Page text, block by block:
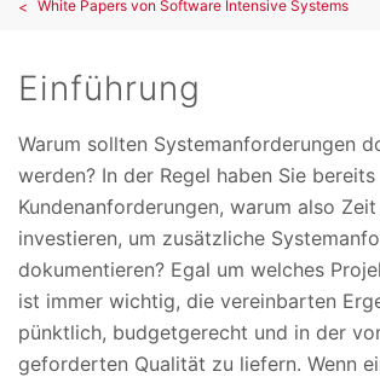
White Papers von Software Intensive Systems
Einführung
Warum sollten Systemanforderungen
werden? In der Regel haben Sie bereits
Kundenanforderungen, warum also
investieren, um zusätzliche
dokumentieren? Egal um welches
ist immer wichtig, die vereinbarten
pünktlich, budgetgerecht und in der
geforderten Qualität zu liefern. Wenn